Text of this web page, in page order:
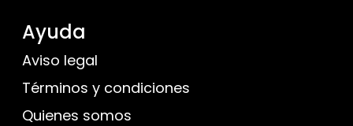
Ayuda
Aviso legal
Términos y condiciones
Quienes somos